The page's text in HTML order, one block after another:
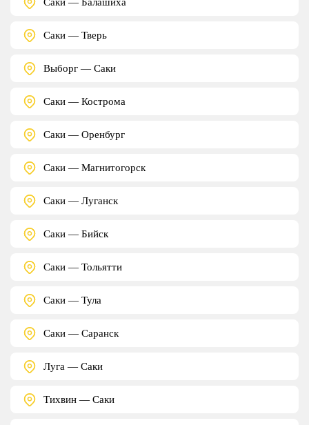
Саки — Тверь
Выборг — Саки
Саки — Кострома
Саки — Оренбург
Саки — Магнитогорск
Саки — Луганск
Саки — Бийск
Саки — Тольятти
Саки — Тула
Саки — Саранск
Луга — Саки
Тихвин — Саки